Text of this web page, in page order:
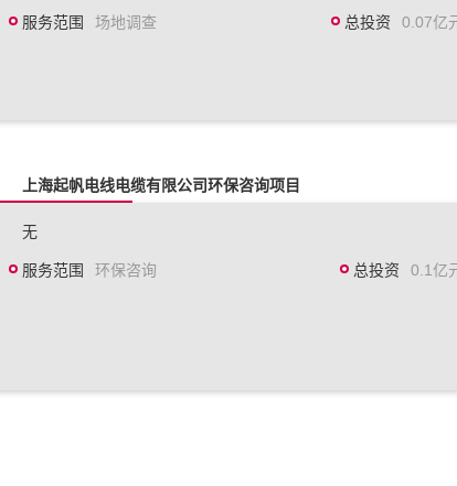
服务范围 场地调查 总投资 0.07亿
上海起帆电线电缆有限公司环保咨询项目
无
服务范围 环保咨询 总投资 0.1亿